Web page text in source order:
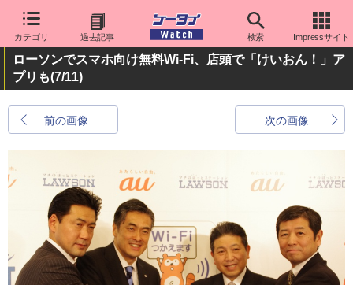
カテゴリ 過去記事 検索 Impressサイト
ローソンでスマホ向け無料Wi-Fi、店頭で「けいおん！」ア
プリも(7/11)
前の画像 次の画像